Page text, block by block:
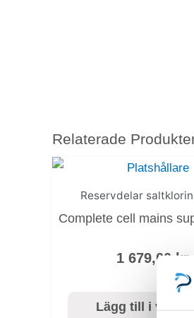
Relaterade
Reservdelar
Complete cell mains
1 679,00 kr
Lägg till i